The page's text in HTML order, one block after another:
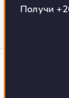
CS-
Получи